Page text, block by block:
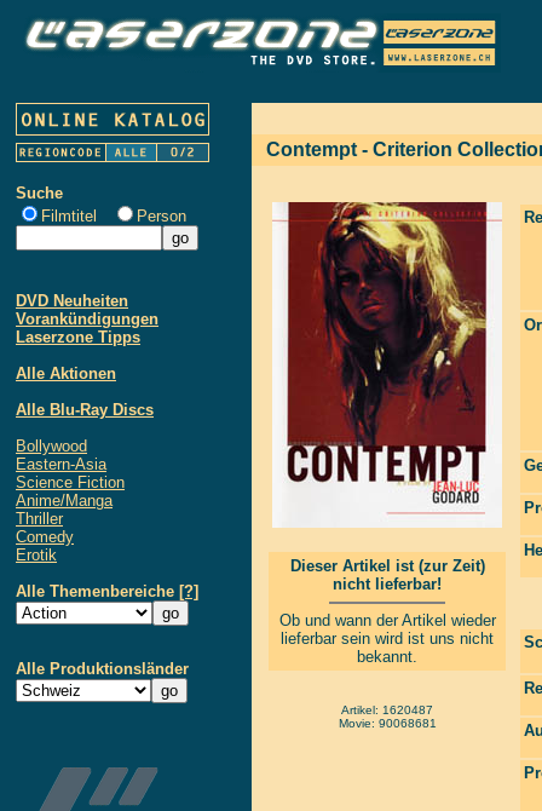
Suche
Filmtitel
Person
DVD Neuheiten
Vorankündigungen
Laserzone Tipps
Alle Aktionen
Alle Blu-Ray Discs
Bollywood
Eastern-Asia
Science Fiction
Anime/Manga
Thriller
Comedy
Erotik
Alle Themenbereiche [?]
Alle Produktionsländer
Contempt - Criterion
Dieser Artikel ist (zur Zeit)
nicht lieferbar!
Ob und wann der Artikel wieder
lieferbar sein wird ist uns nicht
bekannt.
Artikel: 1620487
Movie: 90068681